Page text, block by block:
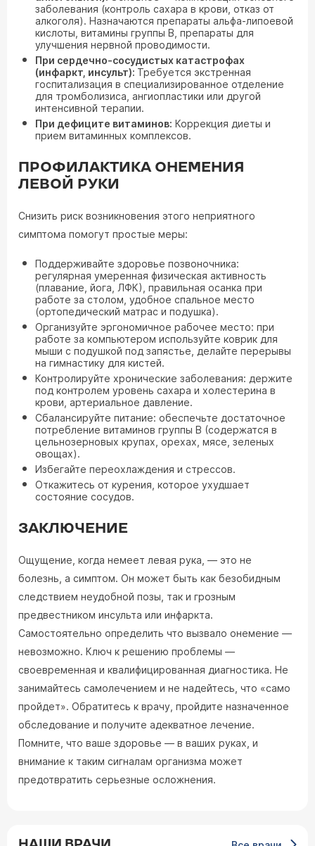
заболевания (контроль сахара в крови, отказ от
алкоголя). Назначаются препараты альфа-липоевой
кислоты, витамины группы B, препараты для
улучшения нервной проводимости.
При сердечно-сосудистых катастрофах
(инфаркт, инсульт): Требуется экстренная
госпитализация в специализированное отделение
для тромболизиса, ангиопластики или другой
интенсивной терапии.
При дефиците витаминов: Коррекция диеты и
прием витаминных комплексов.
ПРОФИЛАКТИКА ОНЕМЕНИЯ
ЛЕВОЙ РУКИ
Снизить риск возникновения этого неприятного
симптома помогут простые меры:
Поддерживайте здоровье позвоночника:
регулярная умеренная физическая активность
(плавание, йога, ЛФК), правильная осанка при
работе за столом, удобное спальное место
(ортопедический матрас и подушка).
Организуйте эргономичное рабочее место: при
работе за компьютером используйте коврик для
мыши с подушкой под запястье, делайте перерывы
на гимнастику для кистей.
Контролируйте хронические заболевания: держите
под контролем уровень сахара и холестерина в
крови, артериальное давление.
Сбалансируйте питание: обеспечьте достаточное
потребление витаминов группы B (содержатся в
цельнозерновых крупах, орехах, мясе, зеленых
овощах).
Избегайте переохлаждения и стрессов.
Откажитесь от курения, которое ухудшает
состояние сосудов.
ЗАКЛЮЧЕНИЕ
Ощущение, когда немеет левая рука, — это не
болезнь, а симптом. Он может быть как безобидным
следствием неудобной позы, так и грозным
предвестником инсульта или инфаркта.
Самостоятельно определить что вызвало онемение —
невозможно. Ключ к решению проблемы —
своевременная и квалифицированная диагностика. Не
занимайтесь самолечением и не надейтесь, что «само
пройдет». Обратитесь к врачу, пройдите назначенное
обследование и получите адекватное лечение.
Помните, что ваше здоровье — в ваших руках, и
внимание к таким сигналам организма может
предотвратить серьезные осложнения.